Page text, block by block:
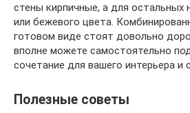
стены кирпичные, а для остальных
или бежевого цвета.
готовом виде стоят довольно
вполне можете самостоятельно
сочетание для вашего интерьера и
Полезные советы